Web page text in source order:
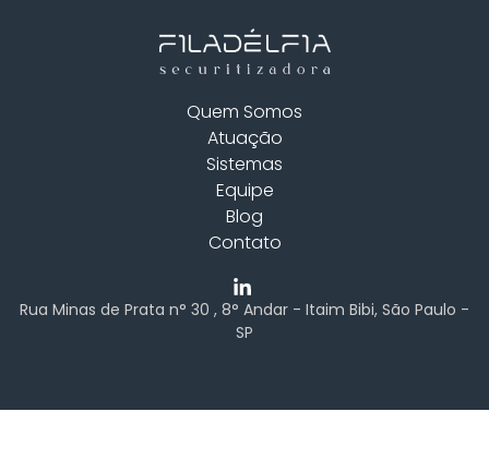
Quem Somos
Atuação
Sistemas
Equipe
Blog
Contato
Rua Minas de Prata n° 30 , 8° Andar - Itaim Bibi, São Paulo -
SP